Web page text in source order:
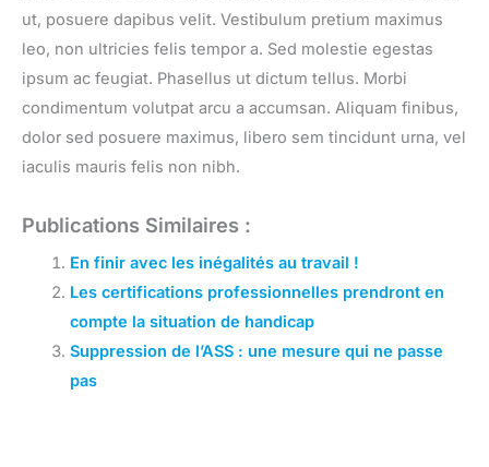
ut, posuere dapibus velit. Vestibulum pretium maximus
leo, non ultricies felis tempor a. Sed molestie egestas
ipsum ac feugiat. Phasellus ut dictum tellus. Morbi
condimentum volutpat arcu a accumsan. Aliquam finibus,
dolor sed posuere maximus, libero sem tincidunt urna, vel
iaculis mauris felis non nibh.
Publications Similaires :
En finir avec les inégalités au travail !
Les certifications professionnelles prendront en
compte la situation de handicap
Suppression de l’ASS : une mesure qui ne passe
pas